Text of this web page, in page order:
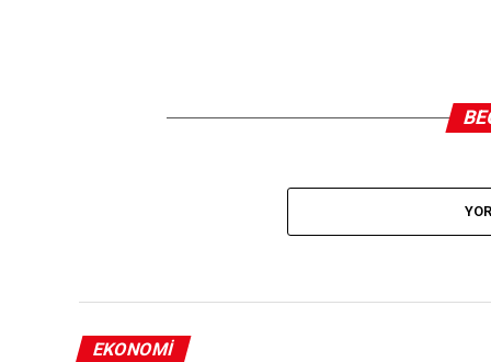
EKONOMI